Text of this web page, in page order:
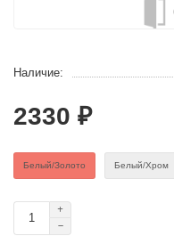
Наличие:
2330 ₽
Белый/Золото Белый/Хром